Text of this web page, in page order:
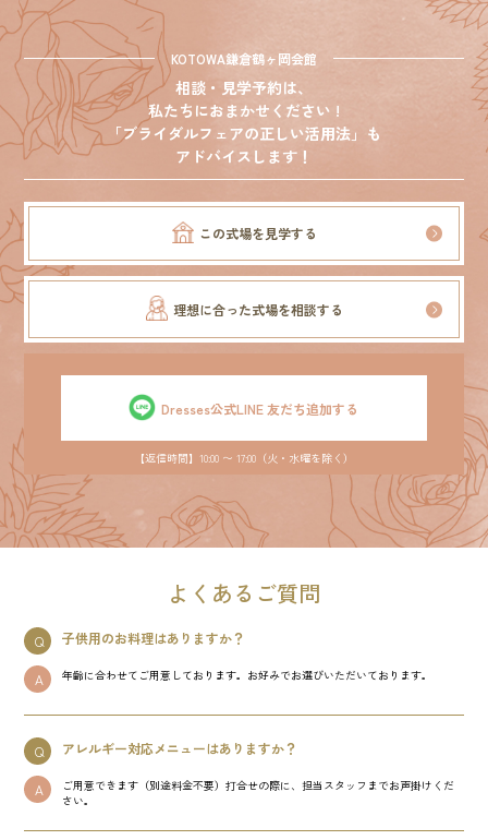
KOTOWA鎌倉鶴ヶ岡会館
相談・見学予約は、
私たちにおまかせください !
「ブライダルフェアの正しい活用法」も
アドバイスします！
この式場を見学する
理想に合った式場を相談する
Dresses公式LINE 友だち追加する
【返信時間】10:00 〜 17:00（火・水曜を除く）
よくあるご質問
Q 子供用のお料理はありますか？
A 年齢に合わせてご用意しております。お好みでお選びいただいております。
Q アレルギー対応メニューはありますか？
A
ご用意できます（別途料金不要）打合せの際に、担当スタッフまでお声掛けくだ
さい。